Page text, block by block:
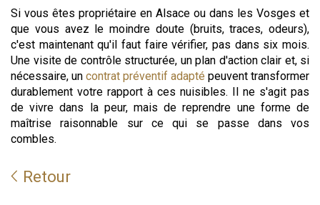
Si vous êtes propriétaire en Alsace ou dans les Vosges et
que vous avez le moindre doute (bruits, traces, odeurs),
c'est maintenant qu'il faut faire vérifier, pas dans six mois.
Une visite de contrôle structurée, un plan d'action clair et, si
nécessaire, un contrat préventif adapté peuvent transformer
durablement votre rapport à ces nuisibles. Il ne s'agit pas
de vivre dans la peur, mais de reprendre une forme de
maîtrise raisonnable sur ce qui se passe dans vos
combles.
Retour